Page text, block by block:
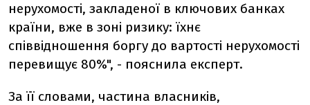
нерухомості, закладеної в ключових банках
країни, вже в зоні ризику: їхнє
співвідношення боргу до вартості нерухомості
перевищує 80%", - пояснила експерт.
За її словами, частина власників,